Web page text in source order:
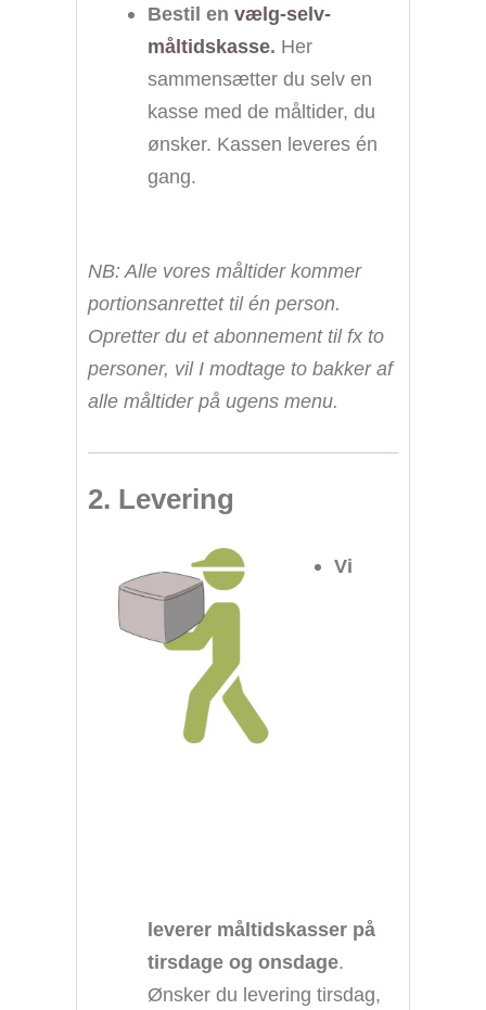
Bestil en vælg-selv-
måltidskasse. Her
sammensætter du selv en
kasse med de måltider, du
ønsker. Kassen leveres én
gang.
NB: Alle vores måltider kommer
portionsanrettet til én person.
Opretter du et abonnement til fx to
personer, vil I modtage to bakker af
alle måltider på ugens menu.
2. Levering
Vi
leverer måltidskasser på
tirsdage og onsdage.
Ønsker du levering tirsdag,